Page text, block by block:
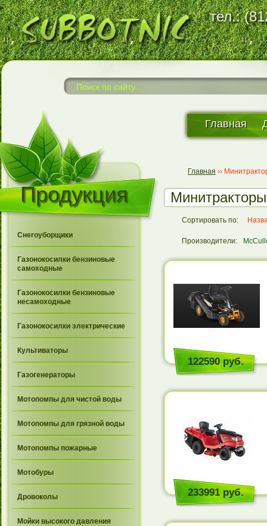
тел.:
Главная
Продукция
Снегоуборщики
Газонокосилки бензиновые
самоходные
Газонокосилки бензиновые
несамоходные
Газонокосилки электрические
Культиваторы
Газогенераторы
Мотопомпы для чистой воды
Мотопомпы для грязной воды
Мотопомпы пожарные
Мотобуры
Дровоколы
Мойки высокого давления
Главная ››
Минитракторы
Сортировать по:
Производители:
122590 руб.
233991 руб.